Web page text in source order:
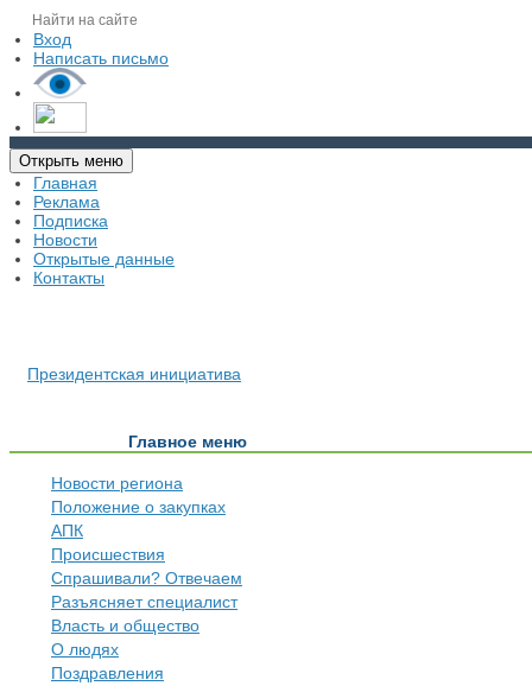
Вход
Написать письмо
Открыть меню
Главная
Реклама
Подписка
Новости
Открытые данные
Контакты
Президентская инициатива
Главное меню
Новости региона
Положение о закупках
АПК
Происшествия
Спрашивали? Отвечаем
Разъясняет специалист
Власть и общество
О людях
Поздравления